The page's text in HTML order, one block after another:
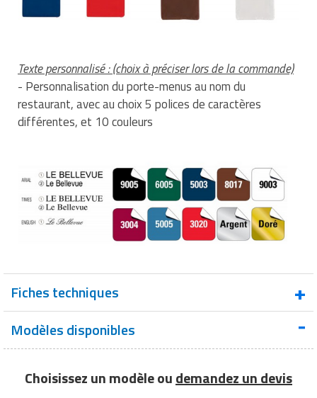
Texte personnalisé :(choix à préciser lors de la commande)
- Personnalisation du porte-menus au nom du
restaurant, avec au choix 5 polices de caractères
différentes, et 10 couleurs
Fiches techniques
Nuancier personnalisation porte-menu
Modèles disponibles
Choisissez un modèle oudemandez un devis